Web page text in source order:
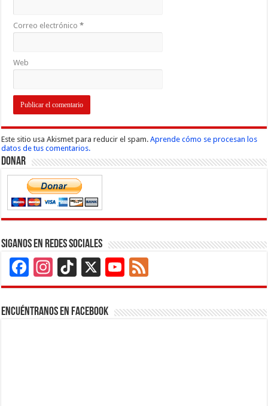
Correo electrónico*
Web
Este sitio usa Akismet para reducir el spam.Aprende cómo se procesan los
datos de tus comentarios.
Donar
Siganos en Redes Sociales
Facebook
Instagram
TikTok
X
YouTube
Channel
Encuéntranos en Facebook